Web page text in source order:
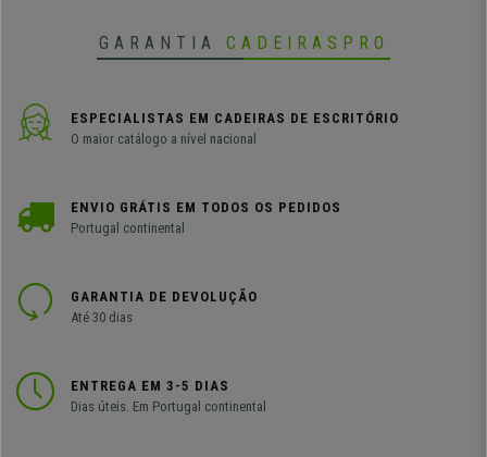
GARANTIA CADEIRASPRO
ESPECIALISTAS EM CADEIRAS DE ESCRITÓRIO
O maior catálogo a nível nacional
ENVIO GRÁTIS EM TODOS OS PEDIDOS
Portugal continental
GARANTIA DE DEVOLUÇÃO
Até 30 dias
ENTREGA EM 3-5 DIAS
Dias úteis. Em Portugal continental